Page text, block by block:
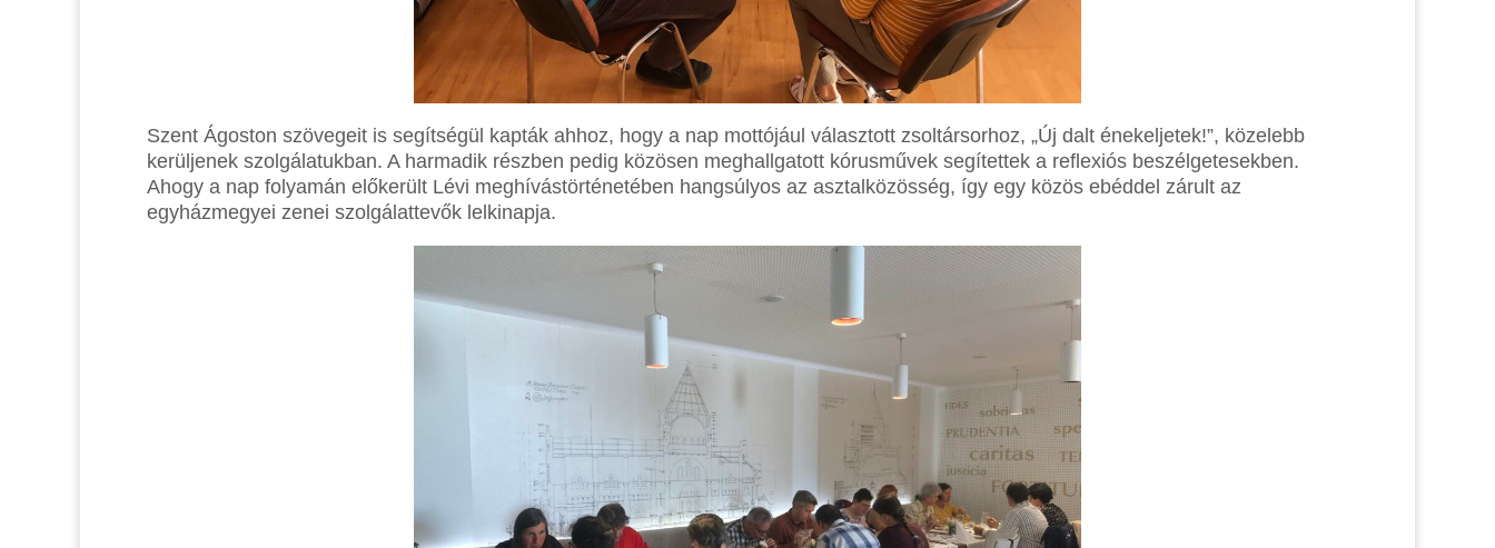
Szent Ágoston szövegeit is segítségül kapták ahhoz, hogy a nap mottójául választott zsoltársorhoz, „Új dalt énekeljetek!”, közelebb
kerüljenek szolgálatukban. A harmadik részben pedig közösen meghallgatott kórusművek segítettek a reflexiós beszélgetesekben.
Ahogy a nap folyamán előkerült Lévi meghívástörténetében hangsúlyos az asztalközösség, így egy közös ebéddel zárult az
egyházmegyei zenei szolgálattevők lelkinapja.